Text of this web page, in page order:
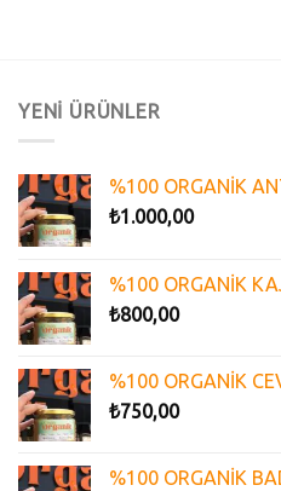
YENİ ÜRÜNLER
%100 ORGANİK
₺1.000,00
%100 ORGANİK
₺800,00
%100 ORGANİK
₺750,00
%100 ORGANİK